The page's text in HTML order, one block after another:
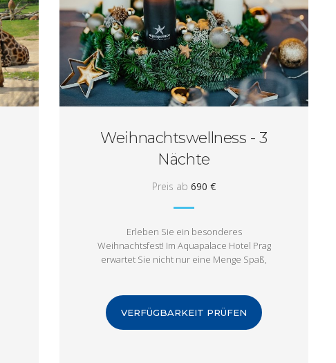
Weihnachtswellness - 3
Nächte
Preis ab 690 €
Erleben Sie ein besonderes
Weihnachtsfest! Im Aquapalace Hotel Prag
erwartet Sie nicht nur eine Menge Spaß,
VERFÜGBARKEIT PRÜFEN